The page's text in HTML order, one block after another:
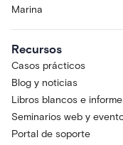
Marina
Recursos
Casos prácticos
Blog y noticias
Libros blancos e
Seminarios web y
Portal de soporte